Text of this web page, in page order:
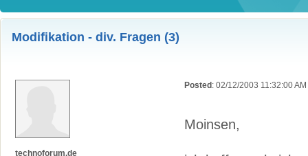
Modifikation - div. Fragen (3)
technoforum.de
Posted : 02/12/2003 11:32:00 AM
Moinsen,